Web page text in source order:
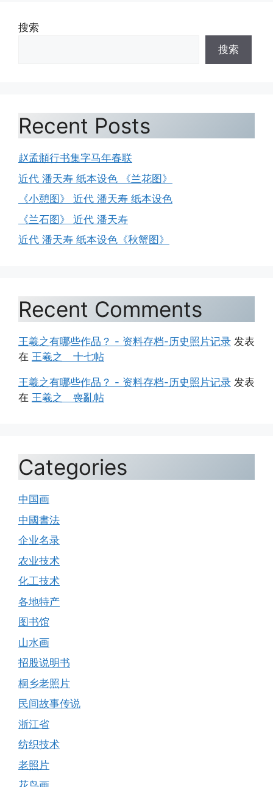
搜索
搜索
Recent Posts
赵孟頫行书集字马年春联
近代 潘天寿 纸本设色 《兰花图》
《小憩图》 近代 潘天寿 纸本设色
《兰石图》 近代 潘天寿
近代 潘天寿 纸本设色《秋蟹图》
Recent Comments
王羲之有哪些作品？ - 资料存档-历史照片记录 发表
在 王羲之 十七帖
王羲之有哪些作品？ - 资料存档-历史照片记录 发表
在 王羲之 喪亂帖
Categories
中国画
中國書法
企业名录
农业技术
化工技术
各地特产
图书馆
山水画
招股说明书
桐乡老照片
民间故事传说
浙江省
纺织技术
老照片